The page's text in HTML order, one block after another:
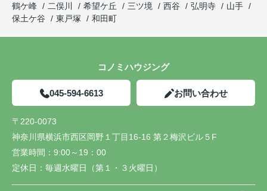
鶴ケ峰
二俣川 希望ケ丘 三ツ境 西谷 弘明寺
山手
保土ケ谷
東戸塚 和田町
コノミハウジング
045-594-6613 お問い合わせ
〒220-0073
神奈川県横浜市西区岡野１丁目16-16 第２梅沢ビル５F
営業時間： 9:00～19：00
定休日： 毎週水曜日（第１・３火曜日）